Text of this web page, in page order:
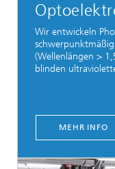
Wir entwickeln
(Wellenlängen >
blinden
MEHR INFO